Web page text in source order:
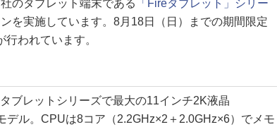
のタブレット端末である
「Fireタブレット」シリー
を実施しています。8月18日（日）までの期間限定
われています。
ブレットシリーズで最大の11インチ2K液晶
デル。CPUは8コア（2.2GHz×2＋2.0GHz×6）でメモ